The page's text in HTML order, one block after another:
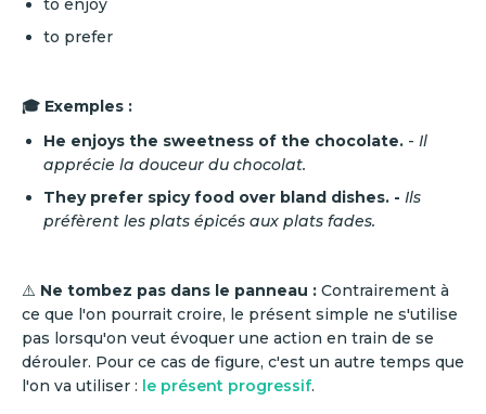
to enjoy
to prefer
🎓 Exemples :
He enjoys the sweetness of the chocolate. - Il
apprécie la douceur du chocolat.
They prefer spicy food over bland dishes. - Ils
préfèrent les plats épicés aux plats fades.
⚠️ Ne tombez pas dans le panneau : Contrairement à
ce que l'on pourrait croire, le présent simple ne s'utilise
pas lorsqu'on veut évoquer une action en train de se
dérouler. Pour ce cas de figure, c'est un autre temps que
l'on va utiliser : le présent progressif.